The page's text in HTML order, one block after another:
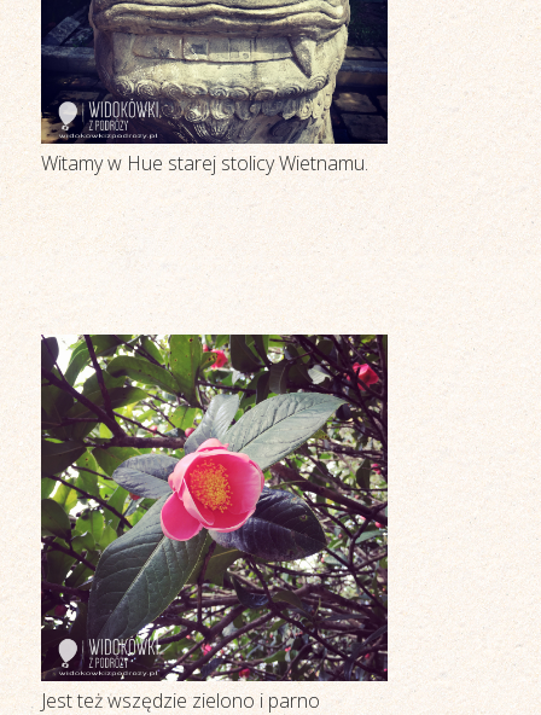
Witamy w Hue starej stolicy Wietnamu.
Jest też wszędzie zielono i parno